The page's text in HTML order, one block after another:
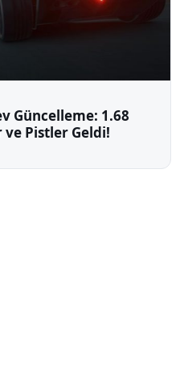
Güncelleme: 1.68
ve Pistler Geldi!